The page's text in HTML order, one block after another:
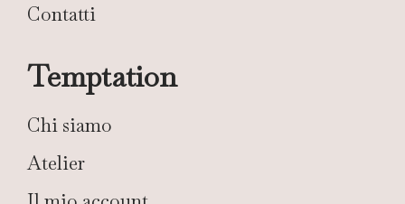
Contatti
Temptation
Chi siamo
Atelier